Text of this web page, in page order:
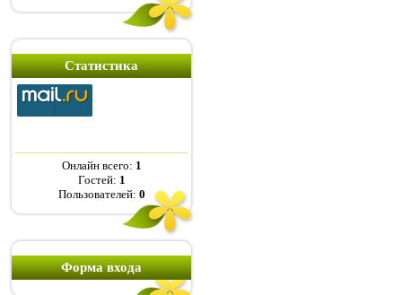
Статистика
Онлайн всего: 1
Гостей: 1
Пользователей: 0
Форма входа